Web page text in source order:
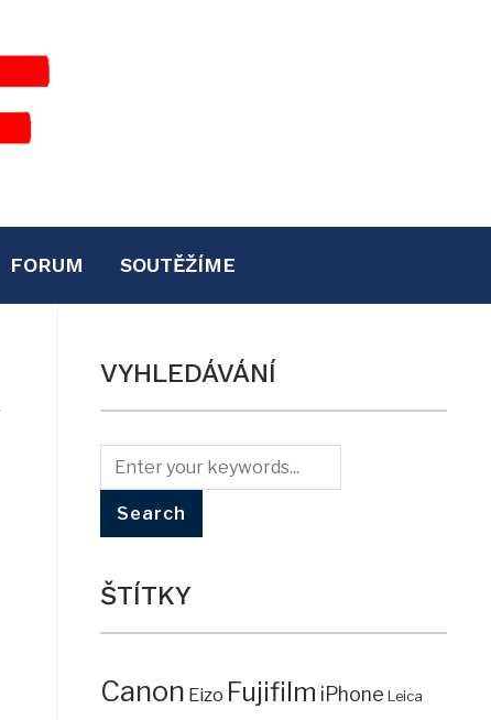
FORUM SOUTĚŽÍME
VYHLEDÁVÁNÍ
ŠTÍTKY
Canon Eizo Fujifilm iPhone Leica